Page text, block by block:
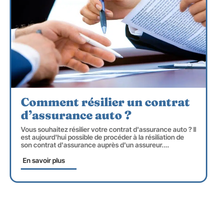
Comment résilier un contrat
d’assurance auto ?
Vous souhaitez résilier votre contrat d'assurance auto ? Il
est aujourd'hui possible de procéder à la résiliation de
son contrat d'assurance auprès d'un assureur.…
En savoir plus